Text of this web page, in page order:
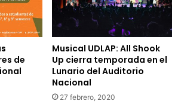
de
Musical UDLAP: All Shook
Up cierra temporada en el
Lunario del Auditorio
Nacional
27 febrero, 2020